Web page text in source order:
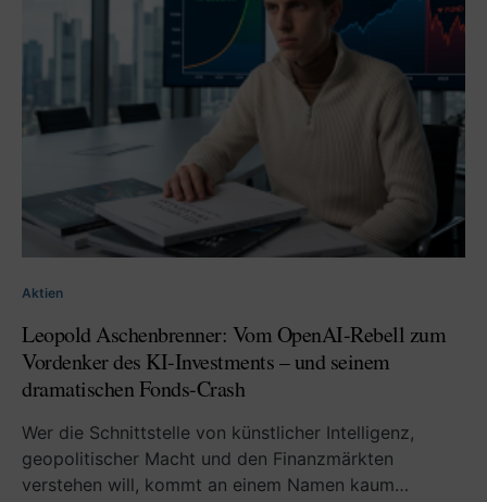
Aktien
Leopold Aschenbrenner: Vom OpenAI-Rebell zum
Vordenker des KI-Investments – und seinem
dramatischen Fonds-Crash
Wer die Schnittstelle von künstlicher Intelligenz,
geopolitischer Macht und den Finanzmärkten
verstehen will, kommt an einem Namen kaum…